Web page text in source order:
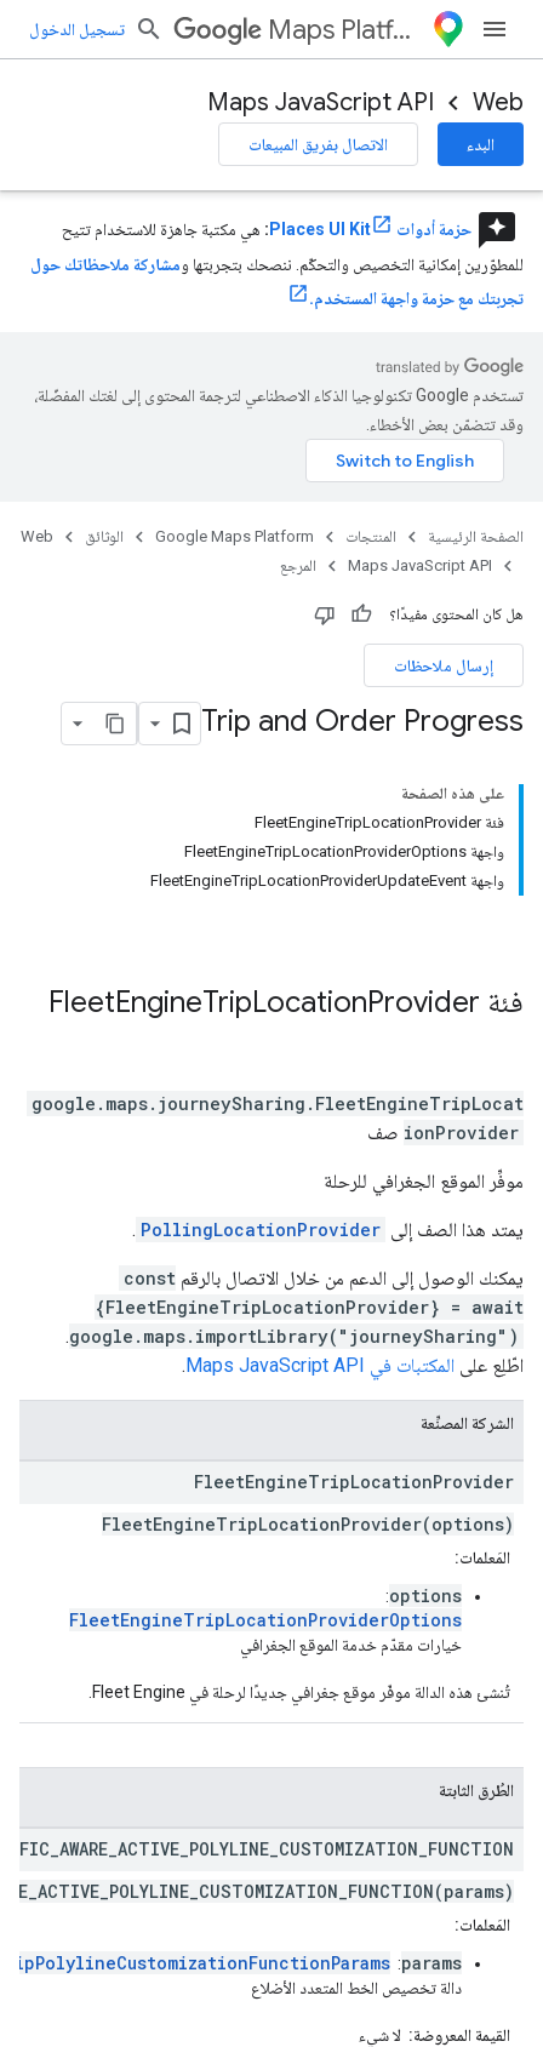
Maps Platform تسجيل الدخول
Web
Maps JavaScript API
البدء الاتصال بفريق المبيعات
reviews حزمة أدوات Places UI Kit : هي مكتبة جاهزة للاستخدام تتيح
للمطوّرين إمكانية التخصيص والتحكّم. ننصحك بتجربتها ومشاركة ملاحظاتك حول
تجربتك مع حزمة واجهة المستخدم.
تستخدم Google تكنولوجيا الذكاء الاصطناعي لترجمة المحتوى إلى لغتك المفضّلة،
وقد تتضمّن بعض الأخطاء.
الصفحة الرئيسية المنتجات Google Maps Platform الوثائق
Web
Maps JavaScript API
المرجع
هل كان المحتوى مفيدًا؟
إرسال ملاحظات
Trip and Order Progress
على هذه الصفحة
فئة FleetEngineTripLocationProvider
واجهة FleetEngineTripLocationProviderOptions
واجهة FleetEngineTripLocationProviderUpdateEvent
فئة FleetEngineTripLocationProvider
google.maps.journeySharing . FleetEngineTripLocat
ionProvider صف
موفِّر الموقع الجغرافي للرحلة
يمتد هذا الصف إلى PollingLocationProvider
.
يمكنك الوصول إلى الدعم من خلال الاتصال بالرقم const
{FleetEngineTripLocationProvider} = await
google.maps.importLibrary("journeySharing")
.
اطّلِع على المكتبات في Maps JavaScript API .
الشركة المصنِّعة
FleetEngineTripLocationProvider
FleetEngineTripLocationProvider(options)
المَعلمات:
options
:
FleetEngineTripLocationProviderOptions
خيارات مقدّم خدمة الموقع الجغرافي
تُنشئ هذه الدالة موفّر موقع جغرافي جديدًا لرحلة في Fleet Engine.
الطُرق الثابتة
AWARE ACTIVE POLYLINE CUSTOMIZATION FUNCTION
المَعلمات:
params
:
دالة تخصيص الخط المتعدد الأضلاع
القيمة المعروضة: لا شيء